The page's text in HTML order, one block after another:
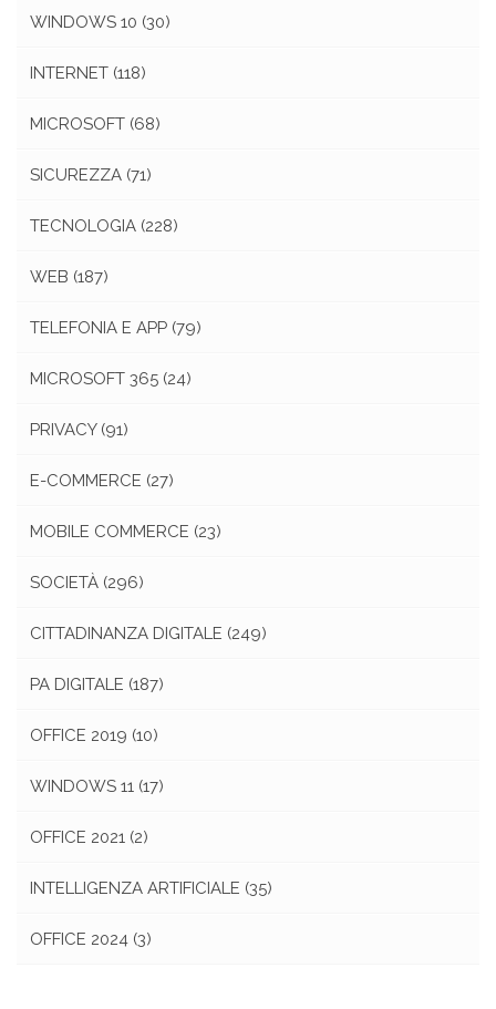
WINDOWS 10 (30)
INTERNET (118)
MICROSOFT (68)
SICUREZZA (71)
TECNOLOGIA (228)
WEB (187)
TELEFONIA E APP (79)
MICROSOFT 365 (24)
PRIVACY (91)
E-COMMERCE (27)
MOBILE COMMERCE (23)
SOCIETÀ (296)
CITTADINANZA DIGITALE (249)
PA DIGITALE (187)
OFFICE 2019 (10)
WINDOWS 11 (17)
OFFICE 2021 (2)
INTELLIGENZA ARTIFICIALE (35)
OFFICE 2024 (3)